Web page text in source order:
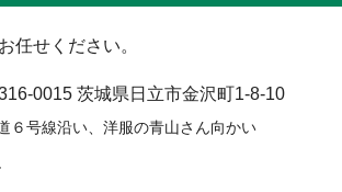
登録すると、あなただけのお気に入りの
※「お気に入り」の登録を可能にす
任せください。
0015 茨城県日立市金沢町1-8-10
６号線沿い、洋服の青山さん向かい